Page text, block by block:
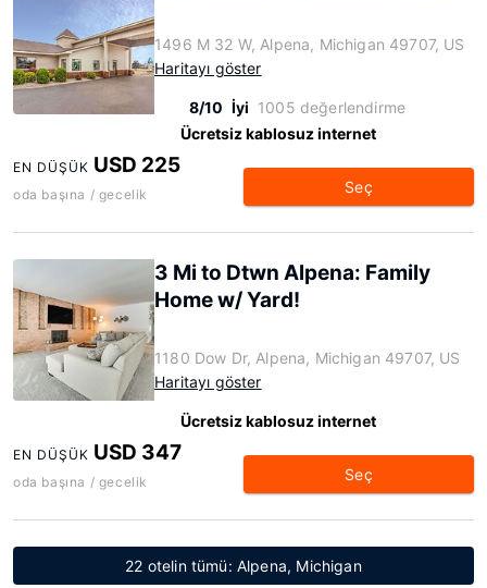
1496 M 32 W, Alpena, Michigan 49707, US
Haritayı göster
8/10 İyi 1005 değerlendirme
Ücretsiz kablosuz internet
EN DÜŞÜK USD 225
oda başına / gecelik Seç
3 Mi to Dtwn Alpena: Family
Home w/ Yard!
1180 Dow Dr, Alpena, Michigan 49707, US
Haritayı göster
Ücretsiz kablosuz internet
EN DÜŞÜK USD 347
oda başına / gecelik Seç
22 otelin tümü: Alpena, Michigan